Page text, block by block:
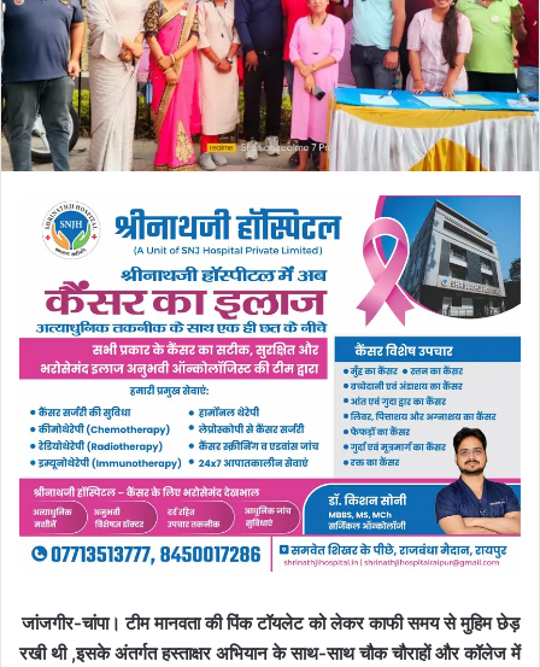
जांजगीर-चांपा। टीम मानवता की पिंक टॉयलेट को लेकर काफी समय से मुहिम छेड़
रखी थी ,इसके अंतर्गत हस्ताक्षर अभियान के साथ-साथ चौक चौराहों और कॉलेज में